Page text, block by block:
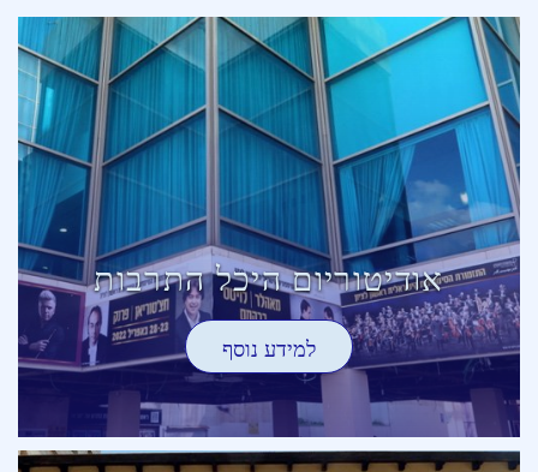
אודיטוריום היכל התרבות
למידע נוסף